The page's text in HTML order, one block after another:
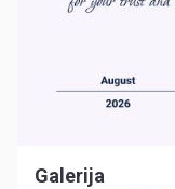
Galerija